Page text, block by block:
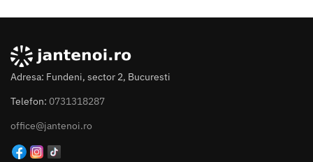
Adresa: Fundeni, sector 2, Bucuresti
Telefon: 0731318287
office@jantenoi.ro